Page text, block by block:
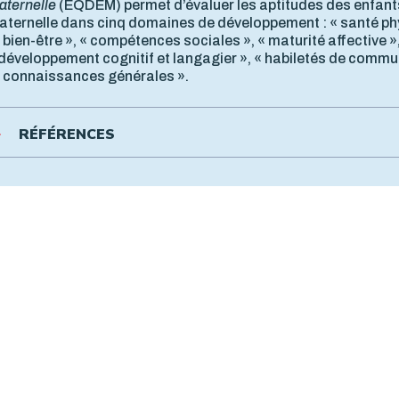
(EQDEM) permet d’évaluer les aptitudes des
dans cinq domaines de développement : « santé
bien-être », « compétences sociales », « maturité affective
cognitif et langagier », « habiletés de
connaissances générales ».
RÉFÉRENCES